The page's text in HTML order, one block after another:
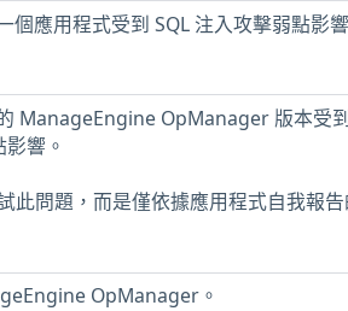
個應用程式受到 SQL 注入攻擊弱點影
ManageEngine OpManager 版本受
響。
此問題，而是僅依據應用程式自我報
OpManager。